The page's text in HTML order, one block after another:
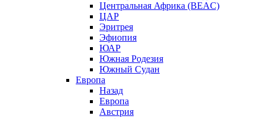
Центральная Африка (BEAC)
ЦАР
Эритрея
Эфиопия
ЮАР
Южная Родезия
Южный Судан
Европа
Назад
Европа
Австрия